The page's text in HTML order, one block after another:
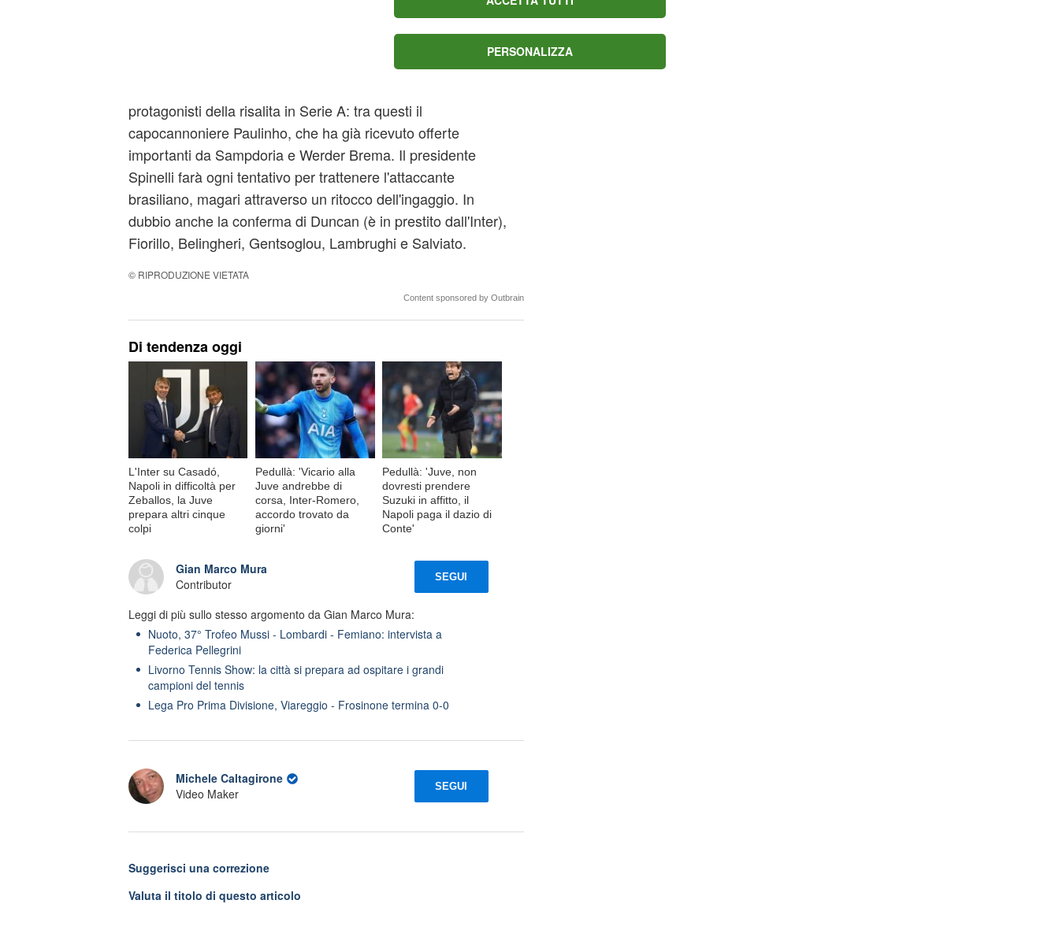
voci di calciomercato relative all'organico del prossimo anno.
Confermato lo zoccolo duro della squadra (Emerson,
Bernardini, capitan Luci, Schiattarella, Siligardi, Dionisi e
protagonisti della risalita in Serie A: tra questi il
capocannoniere Paulinho, che ha già ricevuto offerte
importanti da Sampdoria e Werder Brema. Il presidente
Spinelli farà ogni tentativo per trattenere l'attaccante
brasiliano, magari attraverso un ritocco dell'ingaggio. In
dubbio anche la conferma di Duncan (è in prestito dall'Inter),
Fiorillo, Belingheri, Gentsoglou, Lambrughi e Salviato.
© RIPRODUZIONE VIETATA
Content sponsored by Outbrain
Di tendenza oggi
L'Inter su Casadó,
Napoli in difficoltà per
Zeballos, la Juve
prepara altri cinque
colpi
Pedullà: 'Vicario alla
Juve andrebbe di
corsa, Inter-Romero,
accordo trovato da
giorni'
Pedullà: 'Juve, non
dovresti prendere
Suzuki in affitto, il
Napoli paga il dazio di
Conte'
Gian Marco Mura
Contributor
SEGUI
Leggi di più sullo stesso argomento da Gian Marco Mura:
Nuoto, 37° Trofeo Mussi - Lombardi - Femiano: intervista a
Federica Pellegrini
Livorno Tennis Show: la città si prepara ad ospitare i grandi
campioni del tennis
Lega Pro Prima Divisione, Viareggio - Frosinone termina 0-0
Michele Caltagirone
Video Maker
SEGUI
Suggerisci una correzione
Valuta il titolo di questo articolo
PERSONALIZZA